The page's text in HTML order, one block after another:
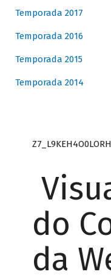
Temporada 2017
Temporada 2016
Temporada 2015
Temporada 2014
do
da